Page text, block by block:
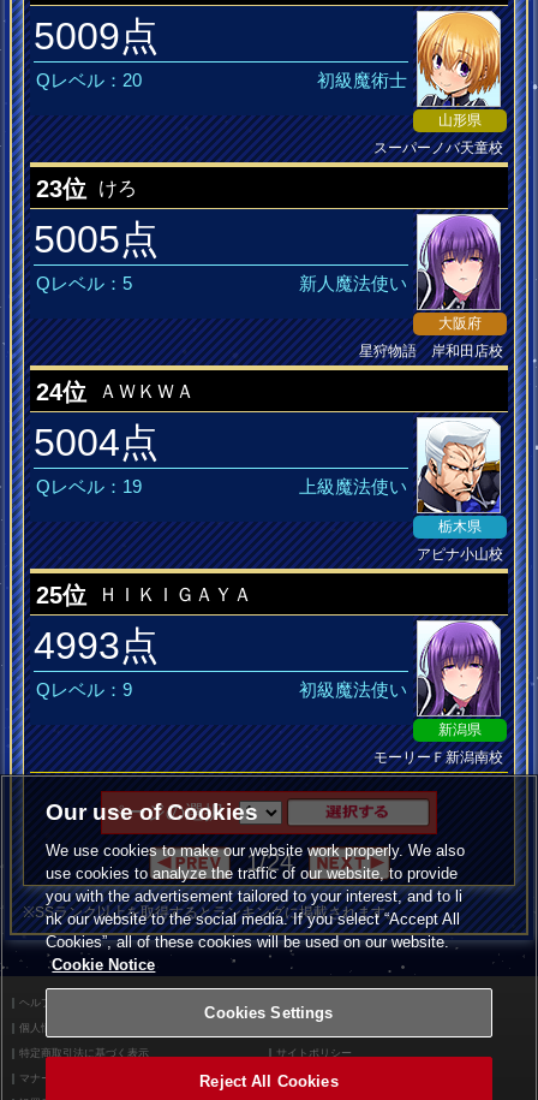
5009点
Qレベル：20 初級魔術士
山形県
スーパーノバ天童校
23位 けろ
5005点
Qレベル：5 新人魔法使い
大阪府
星狩物語 岸和田店校
24位 ＡＷＫＷＡ
5004点
Qレベル：19 上級魔法使い
栃木県
アピナ小山校
25位 ＨＩＫＩＧＡＹＡ
4993点
Qレベル：9 初級魔法使い
新潟県
モーリーＦ新潟南校
ページの選択
1/24
※SSランク以上を取得するとランキングに掲載されます。
ヘルプ
個人情報等保護方針
特定商取引法に基づく表示 サイトポリシー
マナー＆ルール お問い合わせ
Our use of Cookies
We use cookies to make our website work properly. We also
use cookies to analyze the traffic of our website, to provide
you with the advertisement tailored to your interest, and to li
nk our website to the social media. If you select “Accept All
Cookies”, all of these cookies will be used on our website.
Cookie Notice
Cookies Settings
Reject All Cookies